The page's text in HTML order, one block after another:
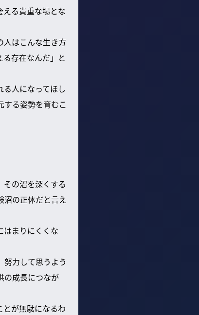
る貴重な場とな
人はこんな生き方
存在なんだ」と
人になってほし
する姿勢を育むこ
の沼を深くする
沼の正体だと言え
はまりにくくな
力して思うよう
の成長につなが
が無駄になるわ